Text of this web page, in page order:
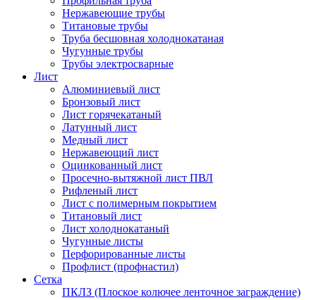
Нержавеющие трубы
Титановые трубы
Труба бесшовная холоднокатаная
Чугунные трубы
Трубы электросварные
Лист
Алюминиевый лист
Бронзовый лист
Лист горячекатаный
Латунный лист
Медный лист
Нержавеющий лист
Оцинкованный лист
Просечно-вытяжной лист ПВЛ
Рифленый лист
Лист с полимерным покрытием
Титановый лист
Лист холоднокатаный
Чугунные листы
Перфорированные листы
Профлист (профнастил)
Сетка
ПКЛЗ (Плоское колючее ленточное заграждение)